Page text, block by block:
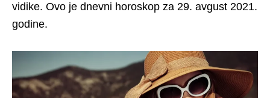
vidike. Ovo je dnevni horoskop za 29. avgust 2021.
godine.